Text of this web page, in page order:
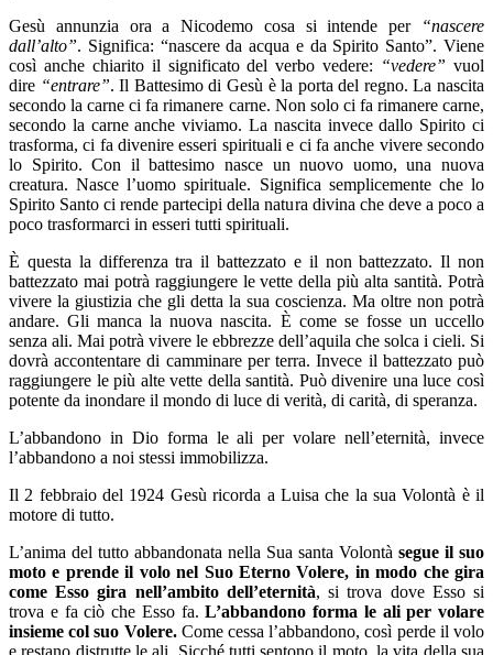
Gesù annunzia ora a Nicodemo cosa si intende per
“nascere
dall’alto”. Significa: “nascere da acqua e da Spirito Santo”. Viene
così anche chiarito il significato del verbo vedere: “vedere” vuol
dire “entrare”. Il Battesimo di Gesù è la porta del regno. La nascita
secondo la carne ci fa rimanere carne. Non solo ci fa rimanere carne,
secondo la carne anche viviamo. La nascita invece dallo Spirito ci
trasforma, ci fa divenire esseri spirituali e ci fa anche vivere secondo
lo Spirito. Con il battesimo nasce un nuovo uomo, una nuova
creatura. Nasce l’uomo spirituale. Significa semplicemente che lo
Spirito Santo ci rende partecipi della natura divina che deve a poco a
poco trasformarci in esseri tutti spirituali.
È questa la differenza tra il battezzato e il non battezzato. Il non
battezzato mai potrà raggiungere le vette della più alta santità. Potrà
vivere la giustizia che gli detta la sua coscienza. Ma oltre non potrà
andare. Gli manca la nuova nascita. È come se fosse un uccello
senza ali. Mai potrà vivere le ebbrezze dell’aquila che solca i cieli. Si
dovrà accontentare di camminare per terra. Invece il battezzato può
raggiungere le più alte vette della santità. Può divenire una luce così
potente da inondare il mondo di luce di verità, di carità, di speranza.
L’abbandono in Dio forma le ali per volare nell’eternità, invece
l’abbandono a noi stessi immobilizza.
Il 2 febbraio del 1924 Gesù ricorda a Luisa che la sua Volontà è il
motore di tutto.
L’anima del tutto abbandonata nella Sua santa Volontà segue il suo
moto e prende il volo nel Suo Eterno Volere, in modo che gira
come Esso gira nell’ambito dell’eternità, si trova dove Esso si
trova e fa ciò che Esso fa.L’abbandono forma le ali per volare
insieme col suo Volere.Come cessa l’abbandono, così perde il volo